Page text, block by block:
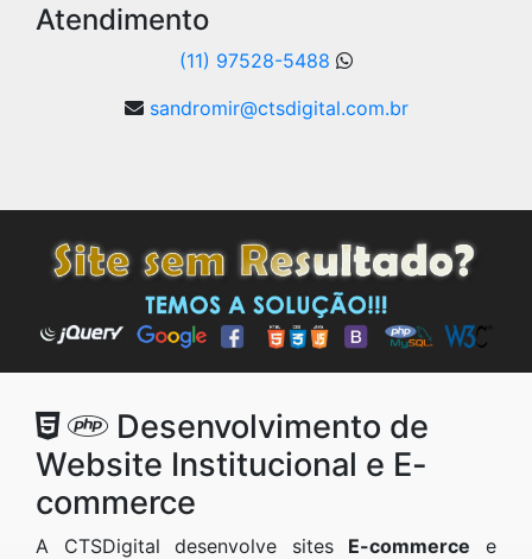
Atendimento
(11) 97528-5488
sandromir@ctsdigital.com.br
Desenvolvimento de
Website Institucional e E-
commerce
A CTSDigital desenvolve sites E-commerce e